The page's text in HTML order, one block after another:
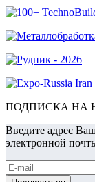
ПОДПИСКА НА
Введите адрес
электронной